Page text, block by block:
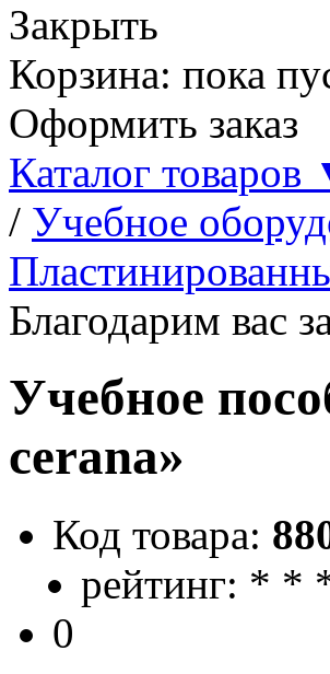
Закрыть
Корзина: пока
Оформить заказ
Каталог товаров
/ Учебное
Благодарим вас
Учебное
cerana»
Код товара:
рейтинг: * *
0